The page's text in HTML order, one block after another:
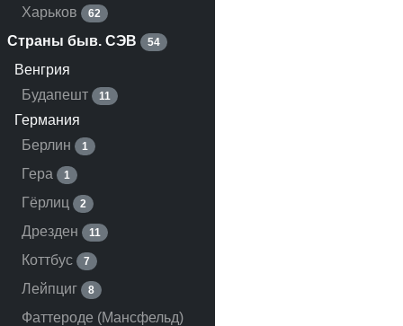
Харьков 62
Страны быв. СЭВ 54
Венгрия
Будапешт
11
Германия
Берлин
1
Гера 1
Гёрлиц 2
Дрезден 11
Коттбус 7
Лейпциг 8
Фаттероде (Мансфельд)